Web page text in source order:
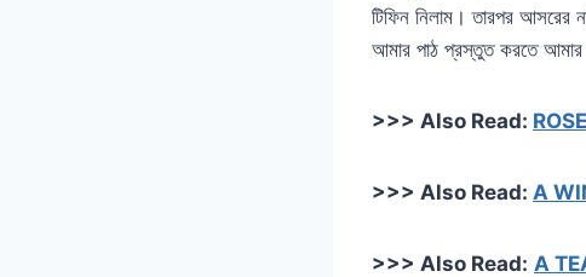
টিফিন নিলাম। তারপর আসরের
আমার পাঠ প্রস্তুত করতে আমার
>>> Also Read:
>>> Also Read: A
>>> Also Read: A